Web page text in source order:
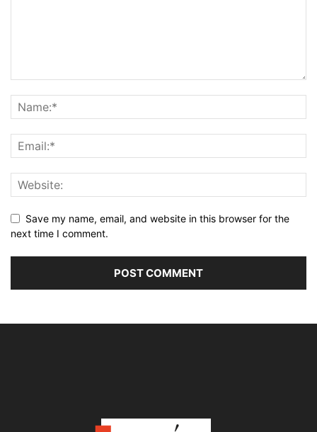
Save my name, email, and website in this browser for the
next time I comment.